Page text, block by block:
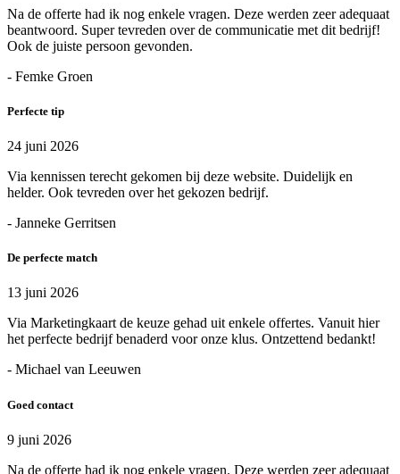
Na de offerte had ik nog enkele vragen. Deze werden zeer adequaat
beantwoord. Super tevreden over de communicatie met dit bedrijf!
Ook de juiste persoon gevonden.
- Femke Groen
Perfecte tip
24 juni 2026
Via kennissen terecht gekomen bij deze website. Duidelijk en
helder. Ook tevreden over het gekozen bedrijf.
- Janneke Gerritsen
De perfecte match
13 juni 2026
Via Marketingkaart de keuze gehad uit enkele offertes. Vanuit hier
het perfecte bedrijf benaderd voor onze klus. Ontzettend bedankt!
- Michael van Leeuwen
Goed contact
9 juni 2026
Na de offerte had ik nog enkele vragen. Deze werden zeer adequaat